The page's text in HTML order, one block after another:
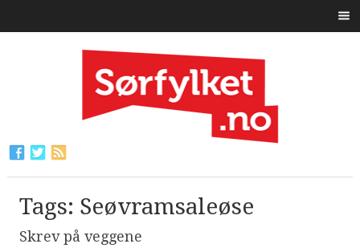
Tags: Seøvramsaleøse
Skrev på veggene